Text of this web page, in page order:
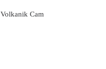
Volkanik Cam